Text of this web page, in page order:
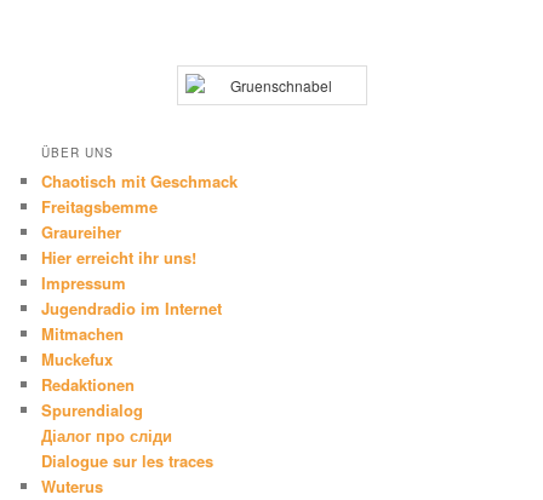
ÜBER UNS
Chaotisch mit Geschmack
Freitagsbemme
Graureiher
Hier erreicht ihr uns!
Impressum
Jugendradio im Internet
Mitmachen
Muckefux
Redaktionen
Spurendialog
Діалог про сліди
Dialogue sur les traces
Wuterus